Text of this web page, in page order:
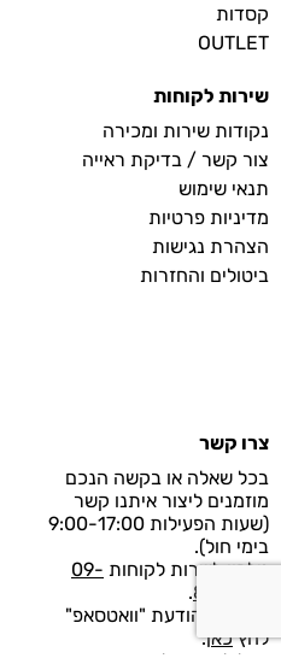
קסדות
OUTLET
שירות לקוחות
נקודות שירות ומכירה
צור קשר / בדיקת ראייה
תנאי שימוש
מדיניות פרטיות
הצהרת נגישות
ביטולים והחזרות
צרו קשר
בכל שאלה או בקשה הנכם
מוזמנים ליצור איתנו קשר
(שעות הפעילות 9:00-17:00
בימי חול).
טלפון לשרות לקוחות 09-
8997929
.
לפנייה בהודעת "וואטסאפ"
לחץכאן.